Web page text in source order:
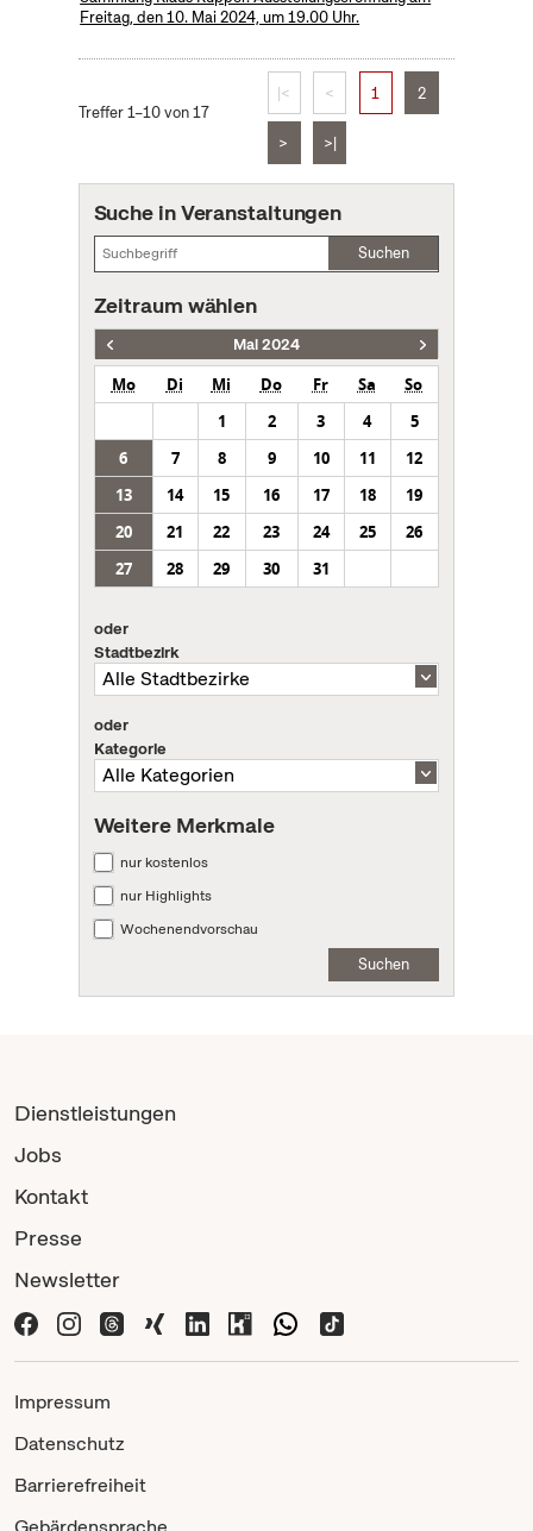
Freitag, den 10. Mai 2024, um 19.00 Uhr.
Treffer 1–10 von 17
|< < 1 2
> >|
Suche in Veranstaltungen
Suchen
Zeitraum wählen
Mai 2024
Mo Di Mi Do Fr Sa
So
1
2 3 4
5
6
7 8 9 10 11
12
13
14 15 16 17 18
19
20
21 22 23 24 25
26
27
28 29 30 31
oder
Stadtbezirk
oder
Kategorie
Weitere Merkmale
nur kostenlos
nur Highlights
Wochenendvorschau
Suchen
Dienstleistungen
Jobs
Kontakt
Presse
Newsletter
Impressum
Datenschutz
Barrierefreiheit